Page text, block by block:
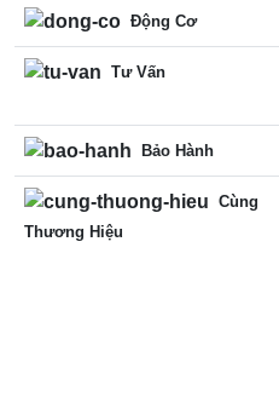
Động Cơ
Tư Vấn
Bảo Hành
Cùng
Thương Hiệu